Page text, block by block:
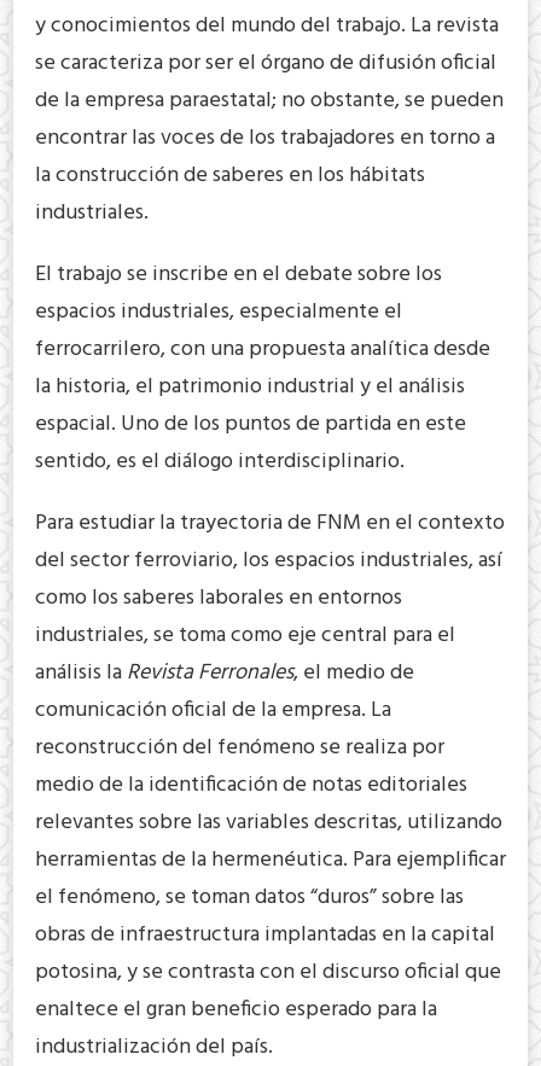
y conocimientos del mundo del trabajo. La revista
se caracteriza por ser el órgano de difusión oficial
de la empresa paraestatal; no obstante, se pueden
encontrar las voces de los trabajadores en torno a
la construcción de saberes en los hábitats
industriales.
El trabajo se inscribe en el debate sobre los
espacios industriales, especialmente el
ferrocarrilero, con una propuesta analítica desde
la historia, el patrimonio industrial y el análisis
espacial. Uno de los puntos de partida en este
sentido, es el diálogo interdisciplinario.
Para estudiar la trayectoria de FNM en el contexto
del sector ferroviario, los espacios industriales, así
como los saberes laborales en entornos
industriales, se toma como eje central para el
análisis laRevistaFerronales, el medio de
comunicación oficial de la empresa. La
reconstrucción del fenómeno se realiza por
medio de la identificación de notas editoriales
relevantes sobre las variables descritas, utilizando
herramientas de la hermenéutica. Para ejemplificar
el fenómeno, se toman datos “duros” sobre las
obras de infraestructura implantadas en la capital
potosina, y se contrasta con el discurso oficial que
enaltece el gran beneficio esperado para la
industrialización del país.